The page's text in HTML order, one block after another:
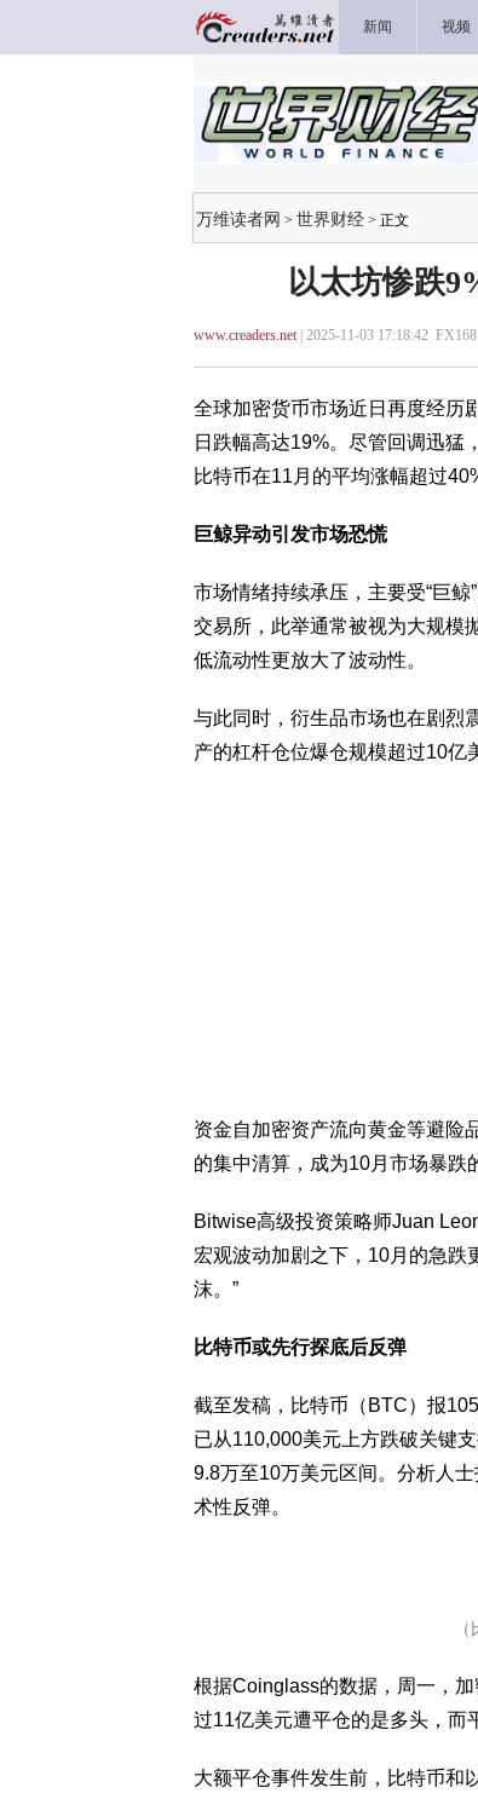
新闻 视频
万维读者网 > 世界财经 > 正文
以太坊惨跌
www.creaders.net| 2025-11-03 17:18:42 FX168 |
全球加密货币市场近日再度经历
日跌幅高达19%。尽管回调迅猛
比特币在11月的平均涨幅超过
巨鲸异动引发市场恐慌
市场情绪持续承压，主要受“巨
交易所，此举通常被视为大规模
低流动性更放大了波动性。
与此同时，衍生品市场也在剧烈
产的杠杆仓位爆仓规模超过10亿
资金自加密资产流向黄金等避险
的集中清算，成为10月市场暴跌
Bitwise高级投资策略师Juan
宏观波动加剧之下，10月的急跌
沫。”
比特币或先行探底后反弹
截至发稿，比特币（BTC）报
已从110,000美元上方跌破关键
9.8万至10万美元区间。分析人
术性反弹。
根据Coinglass的数据，周一，
过11亿美元遭平仓的是多头，而
大额平仓事件发生前，比特币和